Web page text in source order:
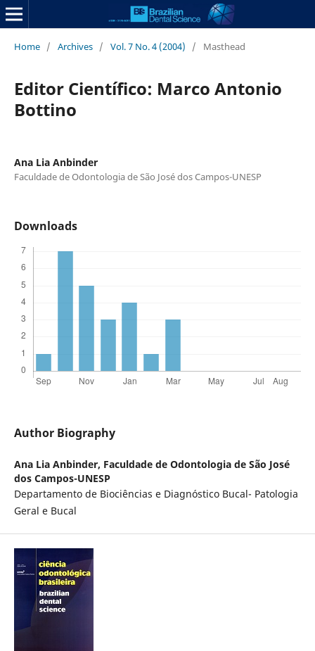
Home / Archives / Vol. 7 No. 4 (2004) / Masthead
Editor Científico: Marco Antonio
Bottino
Ana Lia Anbinder
Faculdade de Odontologia de São José dos Campos-UNESP
Downloads
Author Biography
Ana Lia Anbinder, Faculdade de Odontologia de São José
dos Campos-UNESP
Departamento de Biociências e Diagnóstico Bucal- Patologia
Geral e Bucal